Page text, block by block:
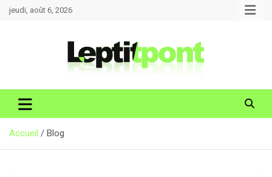
Aller
au
jeudi, août 6, 2026
Accueil Blog